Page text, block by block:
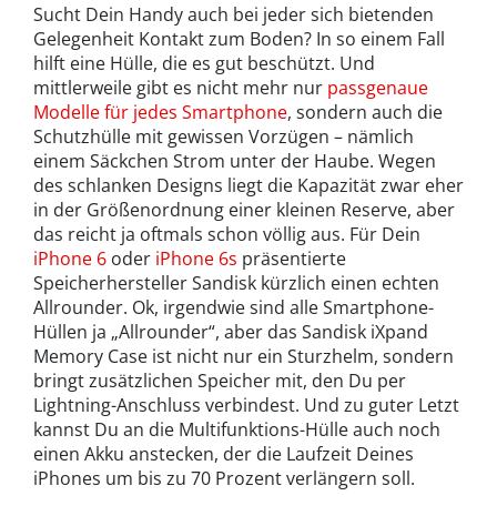
Sucht Dein Handy auch bei jeder sich bietenden
Gelegenheit Kontakt zum Boden? In so einem Fall
hilft eine Hülle, die es gut beschützt. Und
mittlerweile gibt es nicht mehr nur passgenaue
Modelle für jedes Smartphone, sondern auch die
Schutzhülle mit gewissen Vorzügen – nämlich
einem Säckchen Strom unter der Haube. Wegen
des schlanken Designs liegt die Kapazität zwar eher
in der Größenordnung einer kleinen Reserve, aber
das reicht ja oftmals schon völlig aus. Für Dein
iPhone 6 oder iPhone 6s präsentierte
Speicherhersteller Sandisk kürzlich einen echten
Allrounder. Ok, irgendwie sind alle Smartphone-
Hüllen ja „Allrounder“, aber das Sandisk iXpand
Memory Case ist nicht nur ein Sturzhelm, sondern
bringt zusätzlichen Speicher mit, den Du per
Lightning-Anschluss verbindest. Und zu guter Letzt
kannst Du an die Multifunktions-Hülle auch noch
einen Akku anstecken, der die Laufzeit Deines
iPhones um bis zu 70 Prozent verlängern soll.